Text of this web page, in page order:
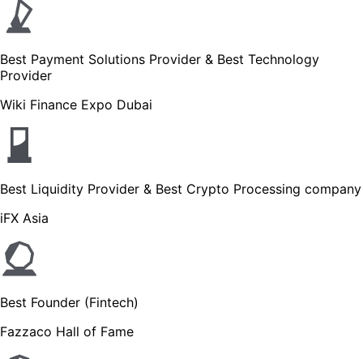
Best Payment Solutions Provider & Best Technology
Provider
Wiki Finance Expo Dubai
Best Liquidity Provider & Best Crypto Processing company
iFX Asia
Best Founder (Fintech)
Fazzaco Hall of Fame